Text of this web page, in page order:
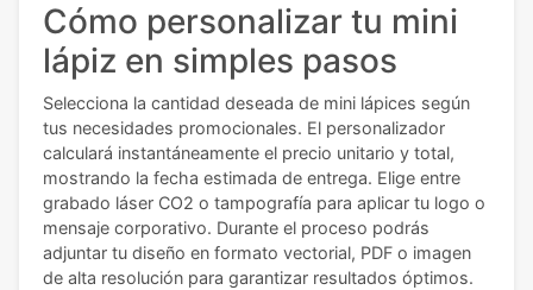
Cómo personalizar tu mini
lápiz en simples pasos
Selecciona la cantidad deseada de mini lápices según
tus necesidades promocionales. El personalizador
calculará instantáneamente el precio unitario y total,
mostrando la fecha estimada de entrega. Elige entre
grabado láser CO2 o tampografía para aplicar tu logo o
mensaje corporativo. Durante el proceso podrás
adjuntar tu diseño en formato vectorial, PDF o imagen
de alta resolución para garantizar resultados óptimos.